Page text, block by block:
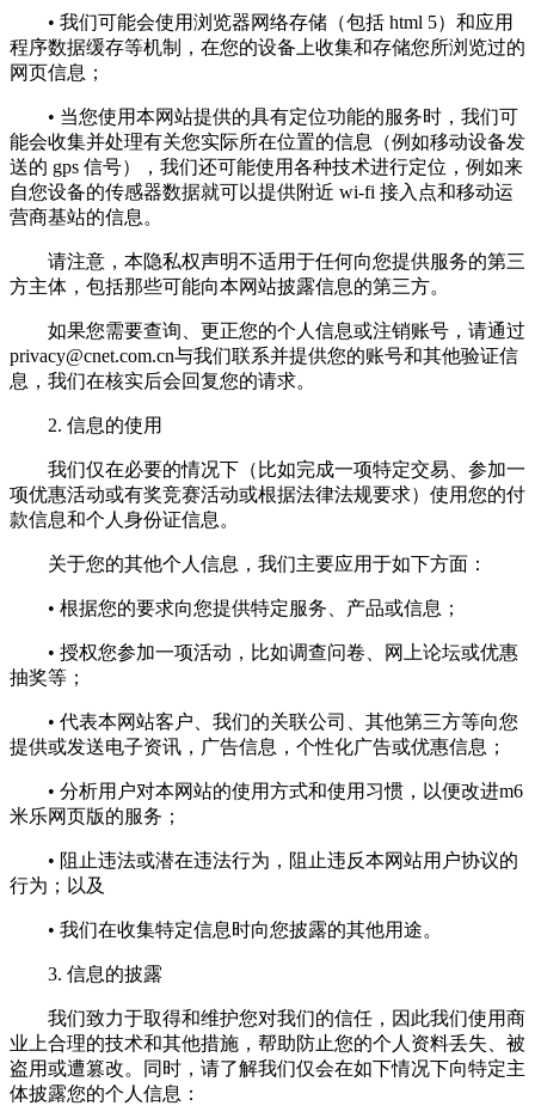
• 我们可能会使用浏览器网络存储（包括 html 5）和应用
程序数据缓存等机制，在您的设备上收集和存储您所浏览过的
网页信息；
• 当您使用本网站提供的具有定位功能的服务时，我们可
能会收集并处理有关您实际所在位置的信息（例如移动设备发
送的 gps 信号），我们还可能使用各种技术进行定位，例如来
自您设备的传感器数据就可以提供附近 wi-fi 接入点和移动运
营商基站的信息。
请注意，本隐私权声明不适用于任何向您提供服务的第三
方主体，包括那些可能向本网站披露信息的第三方。
如果您需要查询、更正您的个人信息或注销账号，请通过
privacy@cnet.com.cn与我们联系并提供您的账号和其他验证信
息，我们在核实后会回复您的请求。
2. 信息的使用
我们仅在必要的情况下（比如完成一项特定交易、参加一
项优惠活动或有奖竞赛活动或根据法律法规要求）使用您的付
款信息和个人身份证信息。
关于您的其他个人信息，我们主要应用于如下方面：
• 根据您的要求向您提供特定服务、产品或信息；
• 授权您参加一项活动，比如调查问卷、网上论坛或优惠
抽奖等；
• 代表本网站客户、我们的关联公司、其他第三方等向您
提供或发送电子资讯，广告信息，个性化广告或优惠信息；
• 分析用户对本网站的使用方式和使用习惯，以便改进m6
米乐网页版的服务；
• 阻止违法或潜在违法行为，阻止违反本网站用户协议的
行为；以及
• 我们在收集特定信息时向您披露的其他用途。
3. 信息的披露
我们致力于取得和维护您对我们的信任，因此我们使用商
业上合理的技术和其他措施，帮助防止您的个人资料丢失、被
盗用或遭篡改。同时，请了解我们仅会在如下情况下向特定主
体披露您的个人信息：